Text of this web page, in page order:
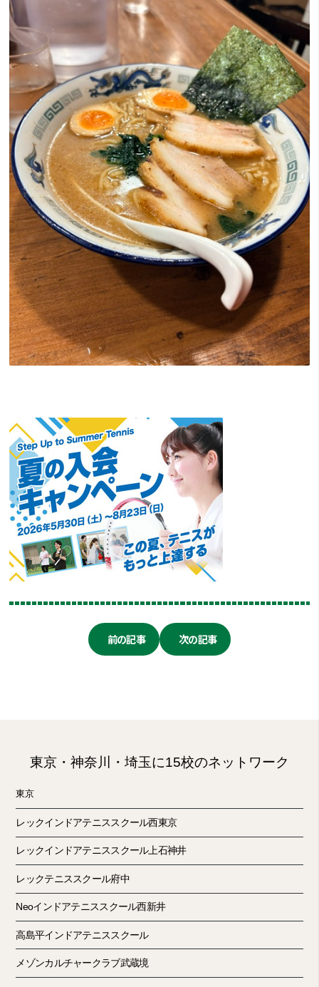
前の記事 次の記事
東京・神奈川・埼玉に15校のネットワーク
東京
レックインドアテニススクール西東京
レックインドアテニススクール上石神井
レックテニススクール府中
Neoインドアテニススクール西新井
高島平インドアテニススクール
メゾンカルチャークラブ武蔵境